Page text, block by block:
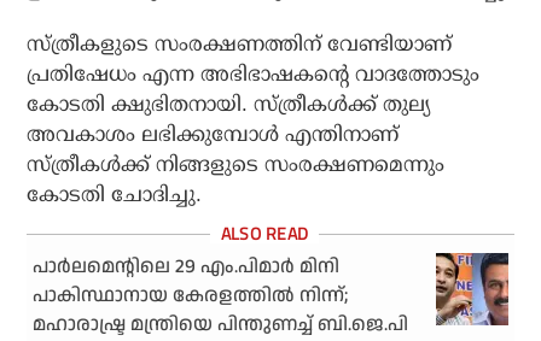
സ്ത്രീകളുടെ സംരക്ഷണത്തിന് വേണ്ടിയാണ്
പ്രതിഷേധം എന്ന അഭിഭാഷകന്റെ വാദത്തോടും
കോടതി ക്ഷുഭിതനായി. സ്ത്രീകള്‍ക്ക് തുല്യ
അവകാശം ലഭിക്കുമ്പോള്‍ എന്തിനാണ്
സ്ത്രീകള്‍ക്ക് നിങ്ങളുടെ സംരക്ഷണമെന്നും
കോടതി ചോദിച്ചു.
പാര്‍ലമെന്റിലെ 29 എം.പിമാര്‍ മിനി
പാകിസ്ഥാനായ കേരളത്തില്‍ നിന്ന്;
മഹാരാഷ്ട്ര മന്ത്രിയെ പിന്തുണച്ച് ബി.ജെ.പി